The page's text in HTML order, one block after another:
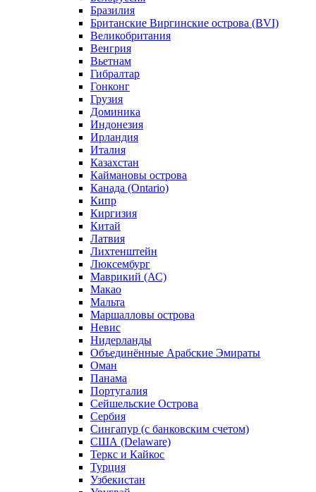
Бразилия
Британские Виргинские острова (BVI)
Великобритания
Венгрия
Вьетнам
Гибралтар
Гонконг
Грузия
Доминика
Индонезия
Ирландия
Италия
Казахстан
Каймановы острова
Канада (Ontario)
Кипр
Киргизия
Китай
Латвия
Лихтенштейн
Люксембург
Маврикий (АС)
Макао
Мальта
Маршалловы острова
Нeвис
Нидерланды
Объединённые Арабские Эмираты
Оман
Панама
Португалия
Сейшельские Острова
Сербия
Сингапур (c банковским счетом)
США (Delaware)
Теркс и Кайкос
Турция
Узбекистан